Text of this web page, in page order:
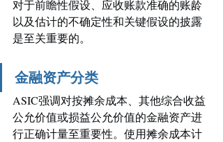
对于前瞻性假设、应收账款准确的账龄
以及估计的不确定性和关键假设的披露
是至关重要的。
金融资产分类
ASIC强调对按摊余成本、其他综合收益
公允价值或损益公允价值的金融资产进
行正确计量至重要性。使用摊余成本计